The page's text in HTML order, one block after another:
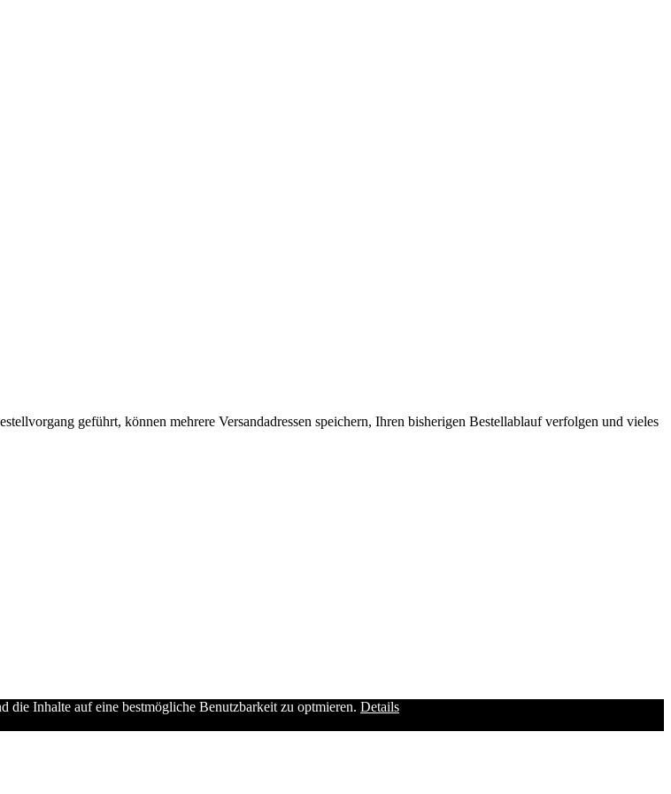
geführt, können mehrere Versandadressen speichern, Ihren bisherigen Bestellablauf verfolgen und vieles
die Inhalte auf eine bestmögliche Benutzbarkeit zu optmieren. Details